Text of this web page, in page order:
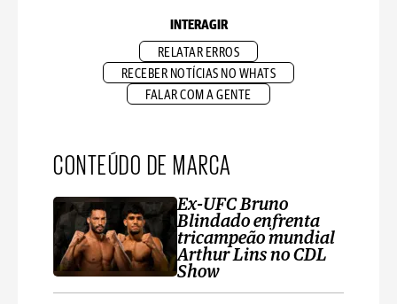
INTERAGIR
RELATAR ERROS
RECEBER NOTÍCIAS NO WHATS
FALAR COM A GENTE
CONTEÚDO DE MARCA
Ex-UFC Bruno
Blindado enfrenta
tricampeão mundial
Arthur Lins no CDL
Show